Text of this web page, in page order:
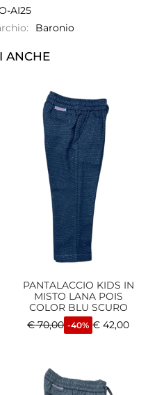
AI25
Baronio
ANCHE
PANTALACCIO KIDS IN
MISTO LANA POIS
COLOR BLU SCURO
€70,00 -40% € 42,00